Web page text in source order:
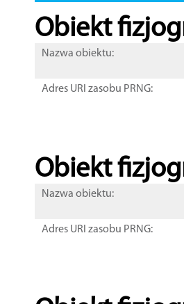
Obiekt
Nazwa obiektu:
Adres URI zasobu PRNG:
Obiekt
Nazwa obiektu:
Adres URI zasobu PRNG: